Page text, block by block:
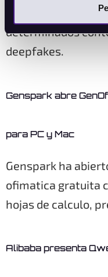
de IA ya obligan a
determinados
deepfakes.
Genspark abre
para PC y Mac
Genspark ha
ofimatica gratuita
hojas de calculo,
Alibaba presenta